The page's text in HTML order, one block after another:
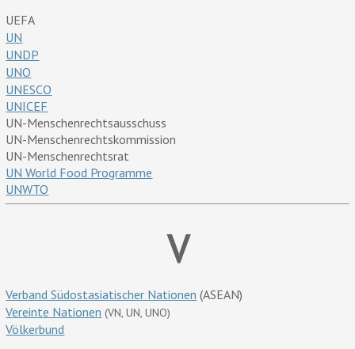
UEFA
UN
UNDP
UNO
UNESCO
UNICEF
UN-Menschenrechtsausschuss
UN-Menschenrechtskommission
UN-Menschenrechtsrat
UN World Food Programme
UNWTO
V
Verband Südostasiatischer Nationen (ASEAN)
Vereinte Nationen (VN, UN, UNO)
Völkerbund